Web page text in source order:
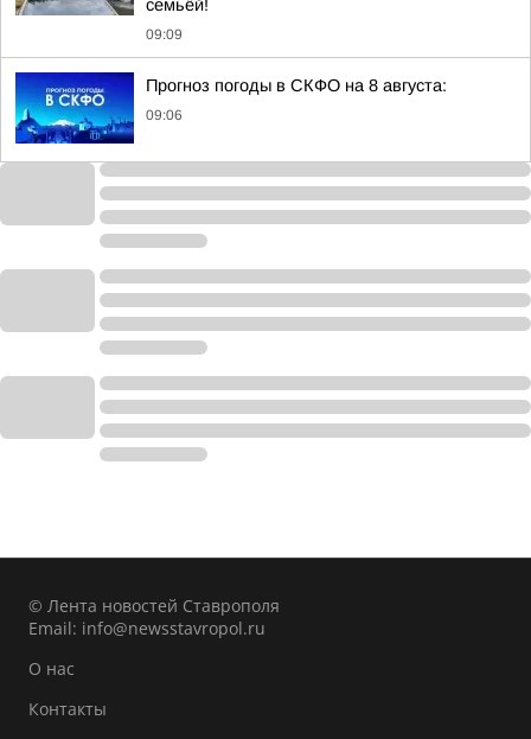
семьёй!
09:09
Прогноз погоды в СКФО на 8 августа:
09:06
© Лента новостей Ставрополя
Email: info@newsstavropol.ru
О нас
Контакты